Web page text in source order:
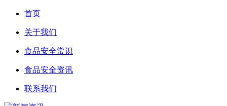
首页
关于我们
食品安全常识
食品安全资讯
联系我们